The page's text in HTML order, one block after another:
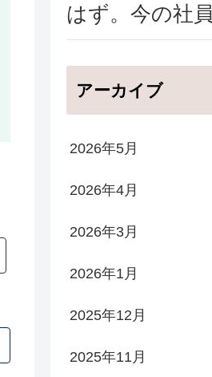
はず。今の社
アーカイブ
2026年5月
2026年4月
2026年3月
2026年1月
2025年12月
2025年11月